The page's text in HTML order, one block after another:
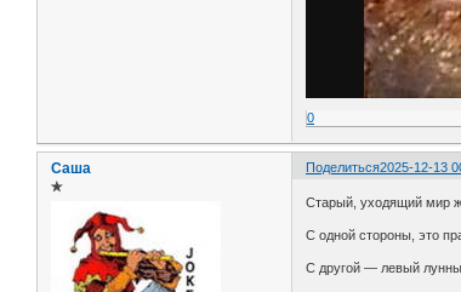
0
Поделиться2025-12-13
Саша
✯
Старый, уходящий мир
С одной стороны, это
С другой — левый